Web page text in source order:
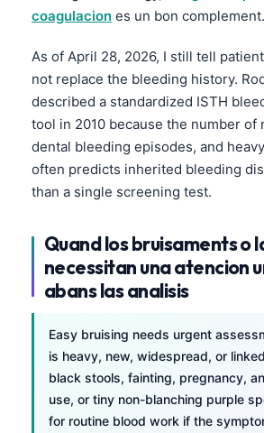
coagulacion es un bon complement.
As of April 28, 2026, I still tell
not replace the bleeding history.
described a standardized ISTH
tool in 2010 because the number of
dental bleeding episodes, and
often predicts inherited bleeding
than a single screening test.
Quand los bruisaments o
necessitan una atencion
abans las analisis
Easy bruising needs urgent
is heavy, new, widespread, or
black stools, fainting, pregnancy,
use, or tiny non-blanching purple
for routine blood work if the